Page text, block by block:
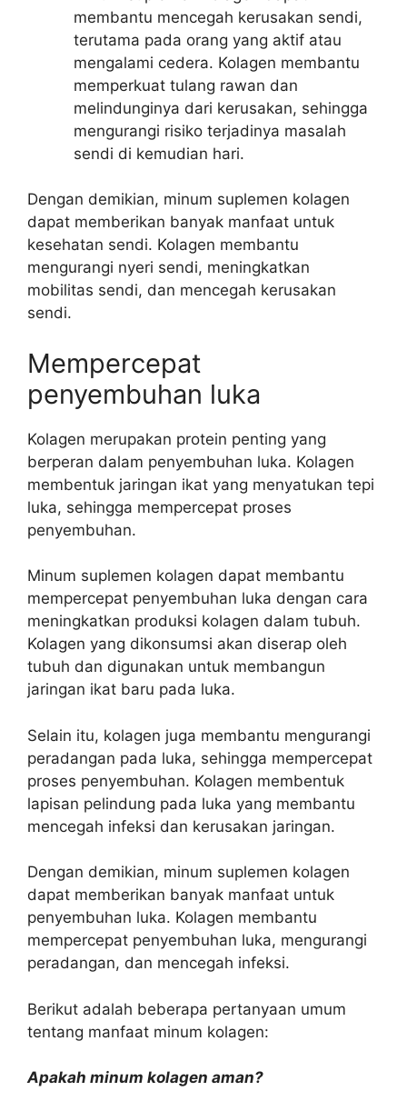
membantu mencegah kerusakan sendi,
terutama pada orang yang aktif atau
mengalami cedera. Kolagen membantu
memperkuat tulang rawan dan
melindunginya dari kerusakan, sehingga
mengurangi risiko terjadinya masalah
sendi di kemudian hari.
Dengan demikian, minum suplemen kolagen
dapat memberikan banyak manfaat untuk
kesehatan sendi. Kolagen membantu
mengurangi nyeri sendi, meningkatkan
mobilitas sendi, dan mencegah kerusakan
sendi.
Mempercepat
penyembuhan luka
Kolagen merupakan protein penting yang
berperan dalam penyembuhan luka. Kolagen
membentuk jaringan ikat yang menyatukan tepi
luka, sehingga mempercepat proses
penyembuhan.
Minum suplemen kolagen dapat membantu
mempercepat penyembuhan luka dengan cara
meningkatkan produksi kolagen dalam tubuh.
Kolagen yang dikonsumsi akan diserap oleh
tubuh dan digunakan untuk membangun
jaringan ikat baru pada luka.
Selain itu, kolagen juga membantu mengurangi
peradangan pada luka, sehingga mempercepat
proses penyembuhan. Kolagen membentuk
lapisan pelindung pada luka yang membantu
mencegah infeksi dan kerusakan jaringan.
Dengan demikian, minum suplemen kolagen
dapat memberikan banyak manfaat untuk
penyembuhan luka. Kolagen membantu
mempercepat penyembuhan luka, mengurangi
peradangan, dan mencegah infeksi.
Berikut adalah beberapa pertanyaan umum
tentang manfaat minum kolagen:
Apakah minum kolagen aman?